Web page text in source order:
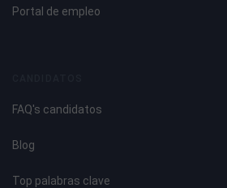
Portal de empleo
FAQ's candidatos
Blog
Top palabras clave